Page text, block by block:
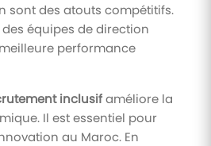
sont des atouts compétitifs.
équipes de direction
performance
inclusifaméliore la
Il est essentiel pour
au Maroc. En